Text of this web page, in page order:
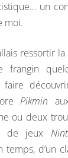
un
moi.
ressortir la
frangin
faire
Pikmin
ou deux
de jeux
temps, d’un